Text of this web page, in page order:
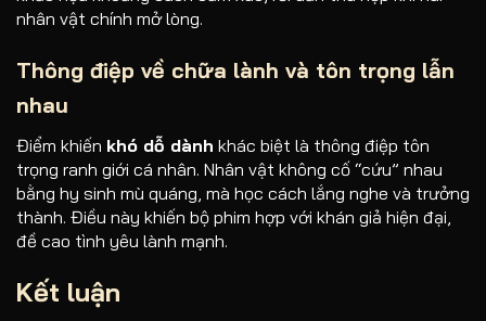
nhân vật chính mở lòng.
Thông điệp về chữa lành và tôn trọng lẫn
nhau
Điểm khiến khó dỗ dành khác biệt là thông điệp tôn
trọng ranh giới cá nhân. Nhân vật không cố “cứu” nhau
bằng hy sinh mù quáng, mà học cách lắng nghe và trưởng
thành. Điều này khiến bộ phim hợp với khán giả hiện đại,
đề cao tình yêu lành mạnh.
Kết luận